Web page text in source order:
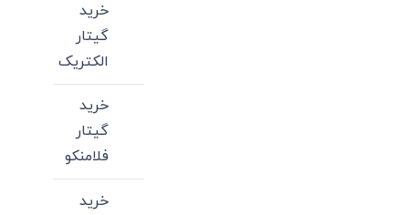
خرید
گیتار
الکتریک
خرید
گیتار
فلامنکو
خرید